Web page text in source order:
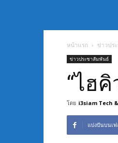
หน้าแรก ข่าวปร
ข่าวประชาสัมพันธ์
“ไฮ
โดย i3siam Tech
แบ่งปันบนเ